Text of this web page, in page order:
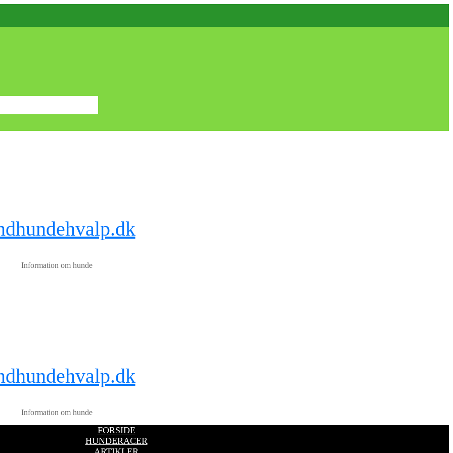
Information om hunde
Information om hunde
FORSIDE
HUNDERACER